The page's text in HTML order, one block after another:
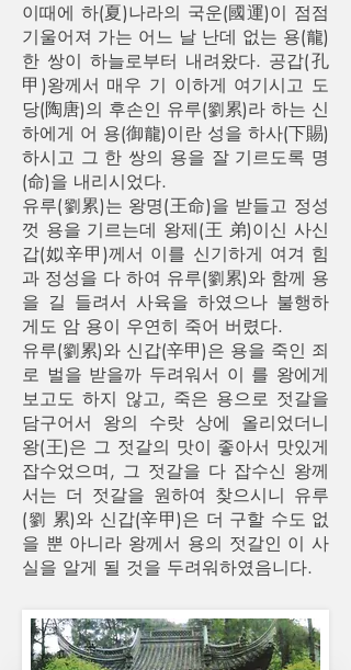
이때에 하(夏)나라의 국운(國運)이 점점
기울어져 가는 어느 날 난데 없는 용(龍)
한 쌍이 하늘로부터 내려왔다. 공갑(孔
甲)왕께서 매우 기 이하게 여기시고 도
당(陶唐)의 후손인 유루(劉累)라 하는 신
하에게 어 용(御龍)이란 성을 하사(下賜)
하시고 그 한 쌍의 용을 잘 기르도록 명
(命)을 내리시었다.
유루(劉累)는 왕명(王命)을 받들고 정성
껏 용을 기르는데 왕제(王 弟)이신 사신
갑(姒辛甲)께서 이를 신기하게 여겨 힘
과 정성을 다 하여 유루(劉累)와 함께 용
을 길 들려서 사육을 하였으나 불행하
게도 암 용이 우연히 죽어 버렸다.
유루(劉累)와 신갑(辛甲)은 용을 죽인 죄
로 벌을 받을까 두려워서 이 를 왕에게
보고도 하지 않고, 죽은 용으로 젓갈을
담구어서 왕의 수랏 상에 올리었더니
왕(王)은 그 젓갈의 맛이 좋아서 맛있게
잡수었으며, 그 젓갈을 다 잡수신 왕께
서는 더 젓갈을 원하여 찾으시니 유루
(劉 累)와 신갑(辛甲)은 더 구할 수도 없
을 뿐 아니라 왕께서 용의 젓갈인 이 사
실을 알게 될 것을 두려워하였음니다.